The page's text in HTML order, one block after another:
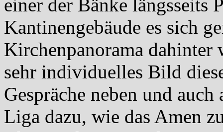
einer der Bänke längsseits
Kantinengebäude es sich
Kirchenpanorama dahinter
sehr individuelles Bild
Gespräche neben und
Liga dazu, wie das Amen